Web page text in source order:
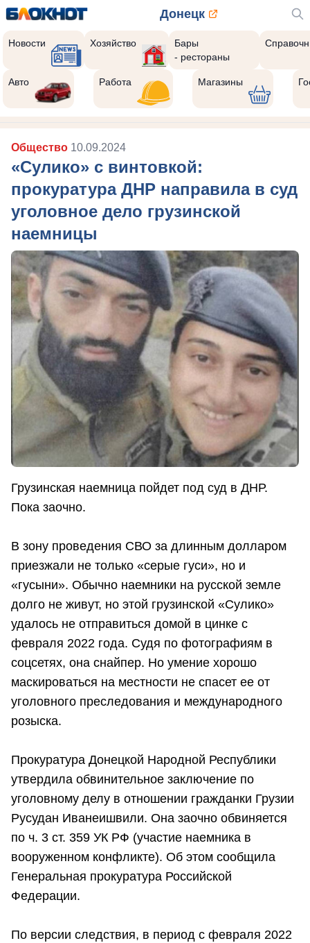
Донецк
Новости Хозяйство
Бары
- рестораны
Авто Работа Магазины
Общество 10.09.2024
«Сулико» с винтовкой:
прокуратура ДНР направила в суд
уголовное дело грузинской
наемницы
Грузинская наемница пойдет под суд в ДНР.
Пока заочно.
В зону проведения СВО за длинным долларом
приезжали не только «серые гуси», но и
«гусыни». Обычно наемники на русской земле
долго не живут, но этой грузинской «Сулико»
удалось не отправиться домой в цинке с
февраля 2022 года. Судя по фотографиям в
соцсетях, она снайпер. Но умение хорошо
маскироваться на местности не спасет ее от
уголовного преследования и международного
розыска.
Прокуратура Донецкой Народной Республики
утвердила обвинительное заключение по
уголовному делу в отношении гражданки Грузии
Русудан Иванеишвили. Она заочно обвиняется
по ч. 3 ст. 359 УК РФ (участие наемника в
вооруженном конфликте). Об этом сообщила
Генеральная прокуратура Российской
Федерации.
По версии следствия, в период с февраля 2022